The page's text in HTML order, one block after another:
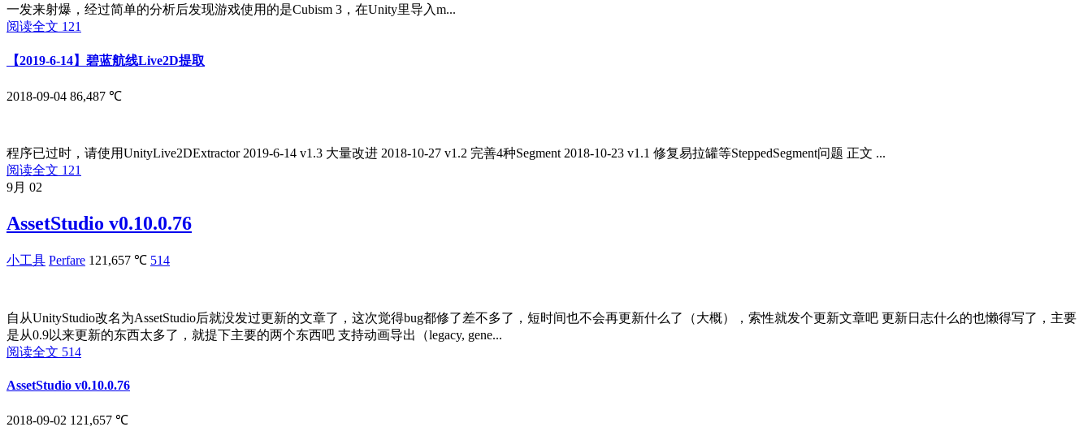
一发来射爆，经过简单的分析后发现游戏使用的是Cubism 3，在Unity里导入m...
阅读全文 121
【2019-6-14】碧蓝航线Live2D提取
2018-09-04 86,487 ℃
程序已过时，请使用UnityLive2DExtractor 2019-6-14 v1.3 大量改进 2018-10-27 v1.2 完善4种Segment 2018-10-23 v1.1 修复易拉罐等SteppedSegment问题 正文 ...
阅读全文 121
9月 02
AssetStudio v0.10.0.76
小工具 Perfare 121,657 ℃ 514
自从UnityStudio改名为AssetStudio后就没发过更新的文章了，这次觉得bug都修了差不多了，短时间也不会再更新什么了（大概），索性就发个更新文章吧 更新日志什么的也懒得写了，主要
是从0.9以来更新的东西太多了，就提下主要的两个东西吧 支持动画导出（legacy, gene...
阅读全文 514
AssetStudio v0.10.0.76
2018-09-02 121,657 ℃